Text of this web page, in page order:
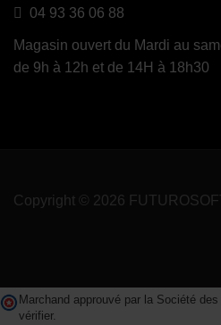
04 93 36 06 88
Magasin ouvert du Mardi au
de 9h à 12h et de 14H à 18h30
Copyright © 2026
Marchand approuvé par la Société
vérifier.